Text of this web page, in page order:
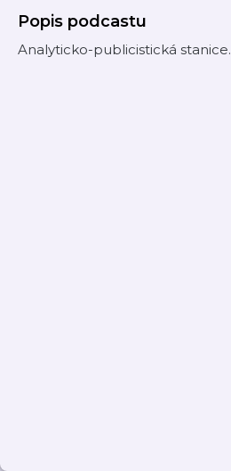
Popis podcastu
Analyticko-publicistická stanice.